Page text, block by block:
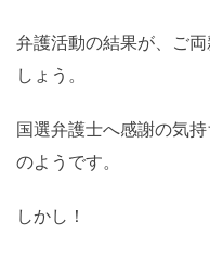
弁護活動の結果が、ご
しょう。
国選弁護士へ感謝の気
のようです。
しかし！